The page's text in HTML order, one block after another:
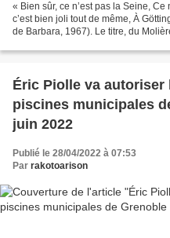
« Bien sûr, ce n’est pas la Seine,
c’est bien joli tout de même, À
de Barbara, 1967). Le titre, du
Éric Piolle va
piscines municipales
juin 2022
Publié le 28/04/2022 à 07:53
Par rakotoarison